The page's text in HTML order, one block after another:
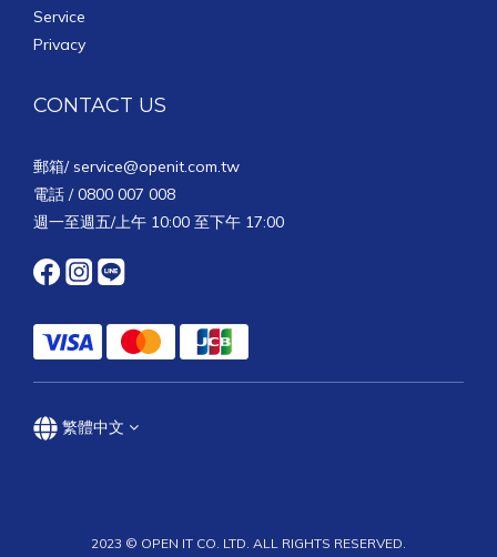
Service
Privacy
CONTACT US
郵箱/ service@openit.com.tw
電話 / 0800 007 008
週一至週五/上午 10:00 至下午 17:00
繁體中文
2023 © OPEN IT CO. LTD. ALL RIGHTS RESERVED.